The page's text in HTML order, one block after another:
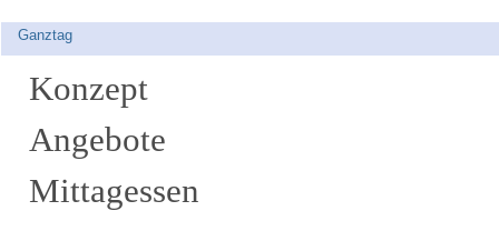
Ganztag
Konzept
Angebote
Mittagessen